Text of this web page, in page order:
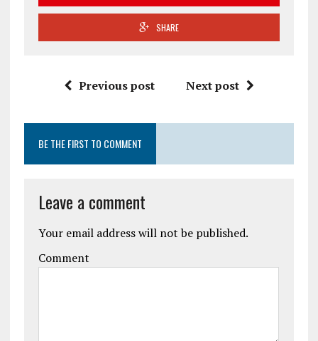
SHARE
Previous post Next post
BE THE FIRST TO COMMENT
Leave a comment
Your email address will not be published.
Comment